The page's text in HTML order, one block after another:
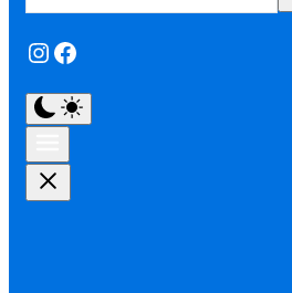
Instagram
Facebook